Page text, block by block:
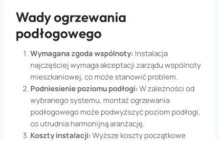
Wady ogrzewania
podłogowego
Wymagana zgoda wspólnoty: Instalacja
najczęściej wymaga akceptacji zarządu wspólnoty
mieszkaniowej, co może stanowić problem.
Podniesienie poziomu podłogi:W zależności od
wybranego systemu, montaż ogrzewania
podłogowego może podwyższyć poziom podłogi,
co utrudnia harmonijną aranżację.
Koszty instalacji:Wyższe koszty początkowe